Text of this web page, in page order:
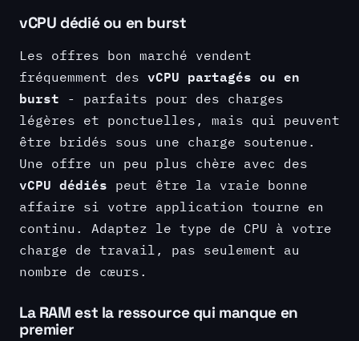
vCPU dédié ou en burst
Les offres bon marché vendent
fréquemment des vCPU partagés ou en
burst - parfaits pour des charges
légères et ponctuelles, mais qui peuvent
être bridés sous une charge soutenue.
Une offre un peu plus chère avec des
vCPU dédiés peut être la vraie bonne
affaire si votre application tourne en
continu. Adaptez le type de CPU à votre
charge de travail, pas seulement au
nombre de cœurs.
La RAM est la ressource qui manque en
premier